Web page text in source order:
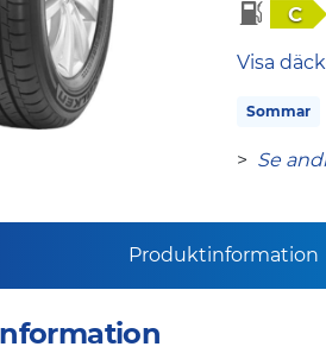
C
Visa
Sommar
> Se
Produktinformation